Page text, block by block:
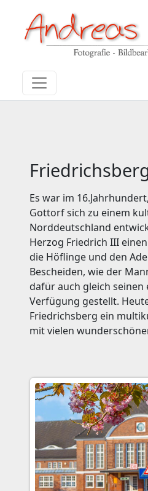
Es war im
Gottorf sich zu einem
Norddeutschland
Herzog Friedrich III
die Höflinge und den
Bescheiden, wie der
dafür auch gleich seinen
Verfügung gestellt.
Friedrichsberg ein
mit vielen